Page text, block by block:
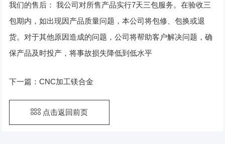
我们的售后： 我公司对所售产品实行7天三包服务。在验收三
包期内，如出现因产品质量问题，本公司将包修、包换或退
货。对于其他原因造成的问题，公司将帮助客户解决问题，确
保产品及时投产，将事故损失降低到低水平
下一篇： CNC加工镁合金
点击返回前页